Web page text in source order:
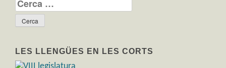
LES LLENGÜES EN LES CORTS